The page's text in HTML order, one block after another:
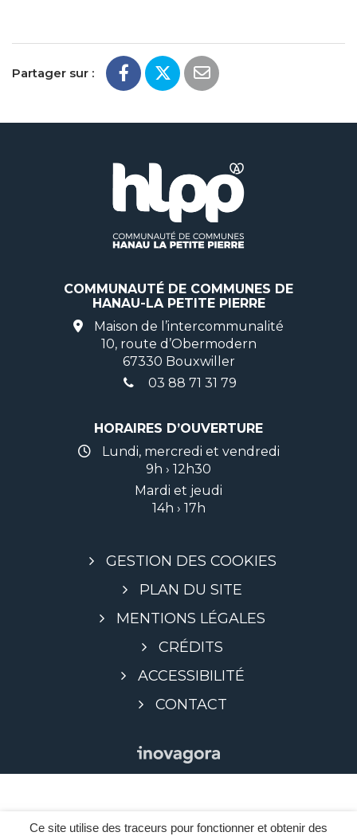
Ce site utilise des traceurs pour fonctionner et obtenir des
Partager sur :
COMMUNAUTÉ DE COMMUNES DE
HANAU-LA PETITE PIERRE
Maison de l’intercommunalité
10, route d’Obermodern
67330 Bouxwiller
03 88 71 31 79
HORAIRES D’OUVERTURE
Lundi, mercredi et vendredi
9h › 12h30
Mardi et jeudi
14h › 17h
GESTION DES COOKIES
PLAN DU SITE
MENTIONS LÉGALES
CRÉDITS
ACCESSIBILITÉ
CONTACT